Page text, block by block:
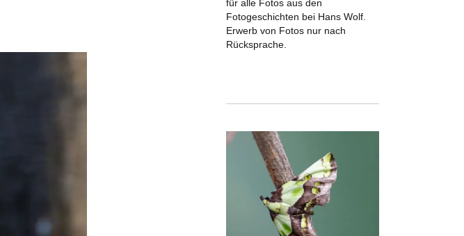
für alle Fotos aus den
Fotogeschichten bei Hans Wolf.
Erwerb von Fotos nur nach
Rücksprache.